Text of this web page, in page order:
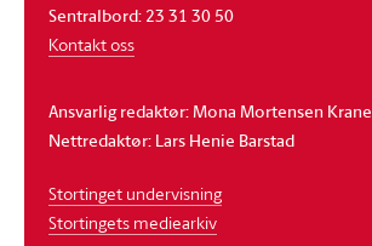
Sentralbord: 23 31 30 50
Kontakt oss
Ansvarlig redaktør: Mona Mortensen Krane
Nettredaktør: Lars Henie Barstad
Stortinget undervisning
Stortingets mediearkiv